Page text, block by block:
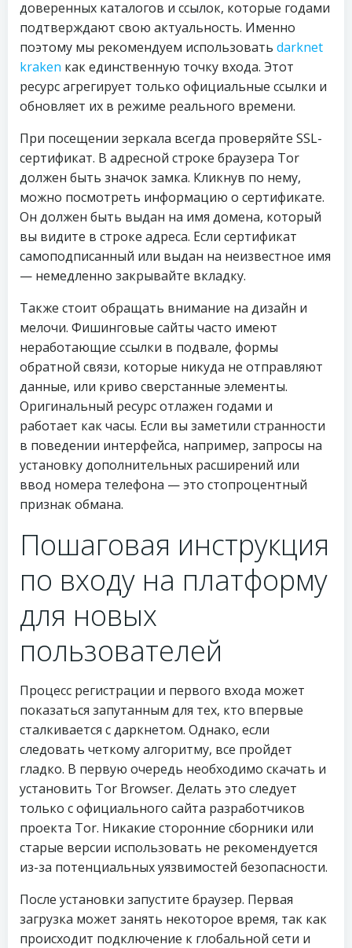
доверенных каталогов и ссылок, которые годами
подтверждают свою актуальность. Именно
поэтому мы рекомендуем использовать darknet
kraken как единственную точку входа. Этот
ресурс агрегирует только официальные ссылки и
обновляет их в режиме реального времени.
При посещении зеркала всегда проверяйте SSL-
сертификат. В адресной строке браузера Tor
должен быть значок замка. Кликнув по нему,
можно посмотреть информацию о сертификате.
Он должен быть выдан на имя домена, который
вы видите в строке адреса. Если сертификат
самоподписанный или выдан на неизвестное имя
— немедленно закрывайте вкладку.
Также стоит обращать внимание на дизайн и
мелочи. Фишинговые сайты часто имеют
неработающие ссылки в подвале, формы
обратной связи, которые никуда не отправляют
данные, или криво сверстанные элементы.
Оригинальный ресурс отлажен годами и
работает как часы. Если вы заметили странности
в поведении интерфейса, например, запросы на
установку дополнительных расширений или
ввод номера телефона — это стопроцентный
признак обмана.
Пошаговая инструкция
по входу на платформу
для новых
пользователей
Процесс регистрации и первого входа может
показаться запутанным для тех, кто впервые
сталкивается с даркнетом. Однако, если
следовать четкому алгоритму, все пройдет
гладко. В первую очередь необходимо скачать и
установить Tor Browser. Делать это следует
только с официального сайта разработчиков
проекта Tor. Никакие сторонние сборники или
старые версии использовать не рекомендуется
из-за потенциальных уязвимостей безопасности.
После установки запустите браузер. Первая
загрузка может занять некоторое время, так как
происходит подключение к глобальной сети и